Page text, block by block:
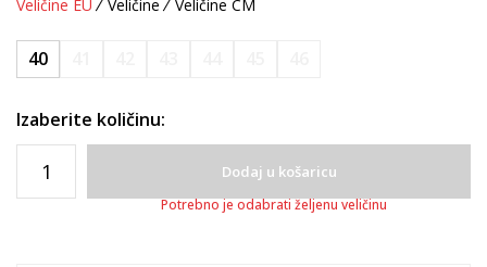
Veličine EU Veličine Veličine CM
40
Izaberite količinu:
Dodaj u košaricu
Potrebno je odabrati željenu veličinu